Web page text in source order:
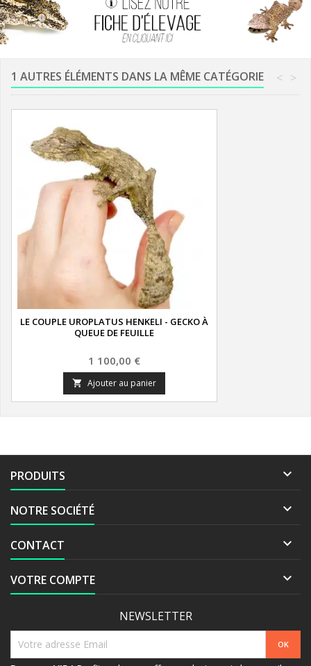
1 AUTRES ÉLÉMENTS DANS LA MÊME CATÉGORIE >
<
LE COUPLE UROPLATUS HENKELI - GECKO À
QUEUE DE FEUILLE
Prix
1 100,00 €
 Ajouter au panier
PRODUITS 
NOTRE SOCIÉTÉ 
CONTACT 
VOTRE COMPTE 
NEWSLETTER